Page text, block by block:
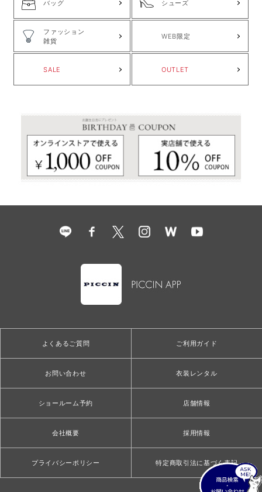
バッグ シューズ
ファッション
雑貨
WEB限定
SALE OUTLET
よくあるご質問 ご利用ガイド
お問い合わせ 衣装レンタル
ショールーム予約 店舗情報
会社概要 採用情報
プライバシーポリシー 特定商取引法に基づく表記